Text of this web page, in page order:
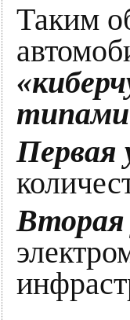
Таким
типами
Первая
Вторая